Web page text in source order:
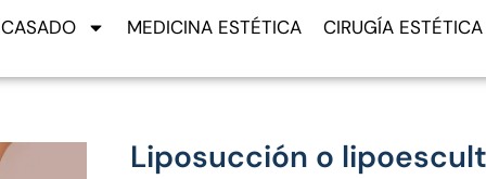
MEDICINA ESTÉTICA CIRUGÍA ESTÉTICA
Liposucción o